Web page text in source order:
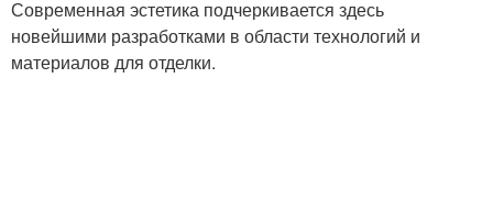
Современная эстетика подчеркивается здесь
новейшими разработками в области технологий и
материалов для отделки.